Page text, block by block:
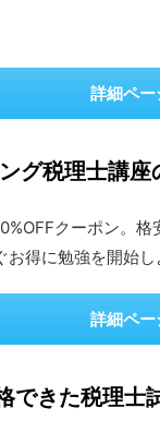
詳細ペー
グ税理士講
クーポン。
お得に勉強を開始し
詳細ペー
きた税理士